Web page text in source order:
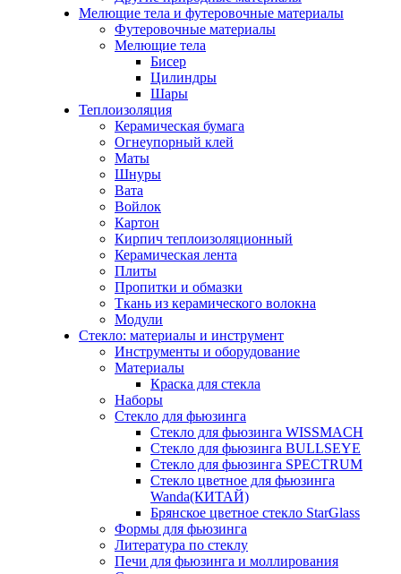
Мелющие тела и футеровочные материалы
Футеровочные материалы
Мелющие тела
Бисер
Цилиндры
Шары
Теплоизоляция
Керамическая бумага
Огнеупорный клей
Маты
Шнуры
Вата
Войлок
Картон
Кирпич теплоизоляционный
Керамическая лента
Плиты
Пропитки и обмазки
Ткань из керамического волокна
Модули
Стекло: материалы и инструмент
Инструменты и оборудование
Материалы
Краска для стекла
Наборы
Стекло для фьюзинга
Стекло для фьюзинга WISSMACH
Стекло для фьюзинга BULLSEYE
Стекло для фьюзинга SPECTRUM
Стекло цветное для фьюзинга
Wanda(КИТАЙ)
Брянское цветное стекло StarGlass
Формы для фьюзинга
Литература по стеклу
Печи для фьюзинга и моллирования